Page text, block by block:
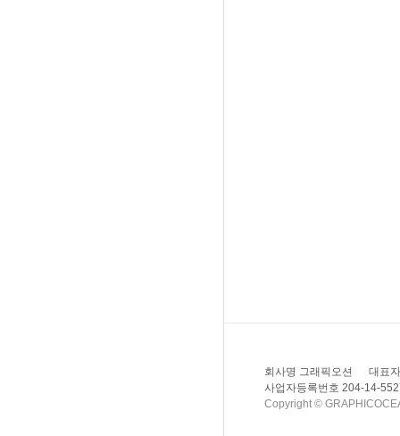
회사명 그래픽오션
대표
사업자등록번호 204-14-
Copyright ©